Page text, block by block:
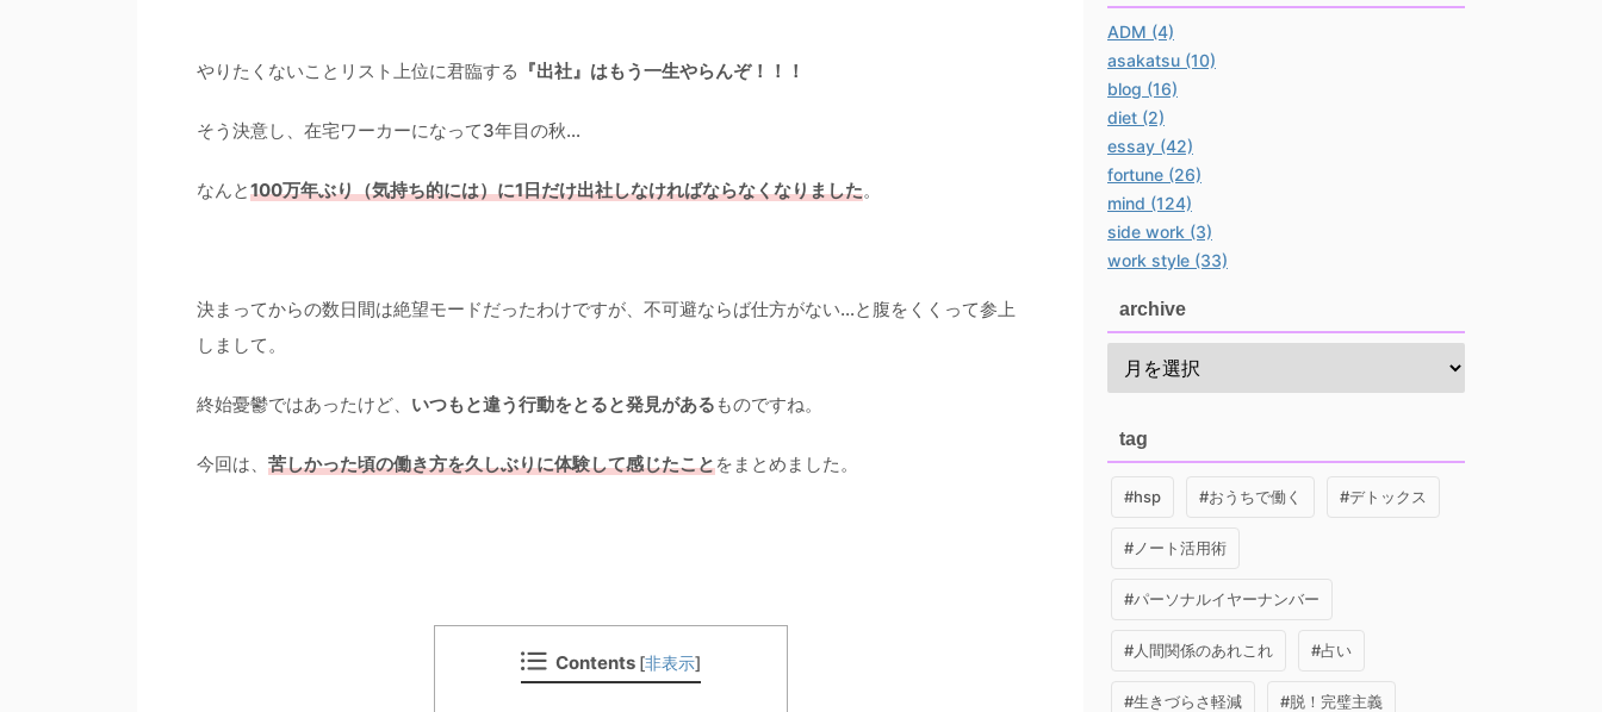
やりたくないことリスト上位に君臨する 『出社』はもう一生やらんぞ！！！
そう決意し、在宅ワーカーになって3年目の秋…
なんと100万年ぶり（気持ち的には）に1日だけ出社しなければならなくなりました。
決まってからの数日間は絶望モードだったわけですが、不可避ならば仕方がない…と腹をくくって参上
しまして。
終始憂鬱ではあったけど、 いつもと違う行動をとると発見がある ものですね。
今回は、 苦しかった頃の働き方を久しぶりに体験して感じたことをまとめました。
Contents [非表示]
ADM (4)
asakatsu (10)
blog (16)
diet (2)
essay (42)
fortune (26)
mind (124)
side work (3)
work style (33)
archive
tag
#hsp #おうちで働く #デトックス
#ノート活用術
#パーソナルイヤーナンバー
#人間関係のあれこれ #占い
#生きづらさ軽減 #脱！完璧主義